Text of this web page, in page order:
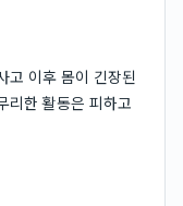
고 이후 몸이 긴장된
리한 활동은 피하고